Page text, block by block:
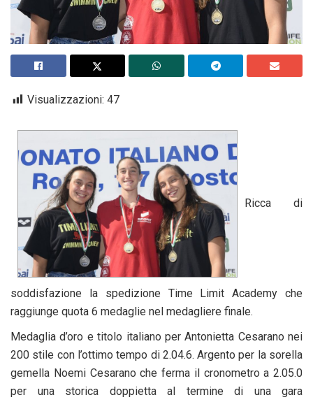
Visualizzazioni: 47
Ricca di
soddisfazione la spedizione Time Limit Academy che
raggiunge quota 6 medaglie nel medagliere finale.
Medaglia d’oro e titolo italiano per Antonietta Cesarano nei
200 stile con l’ottimo tempo di 2.04.6. Argento per la sorella
gemella Noemi Cesarano che ferma il cronometro a 2.05.0
per una storica doppietta al termine di una gara